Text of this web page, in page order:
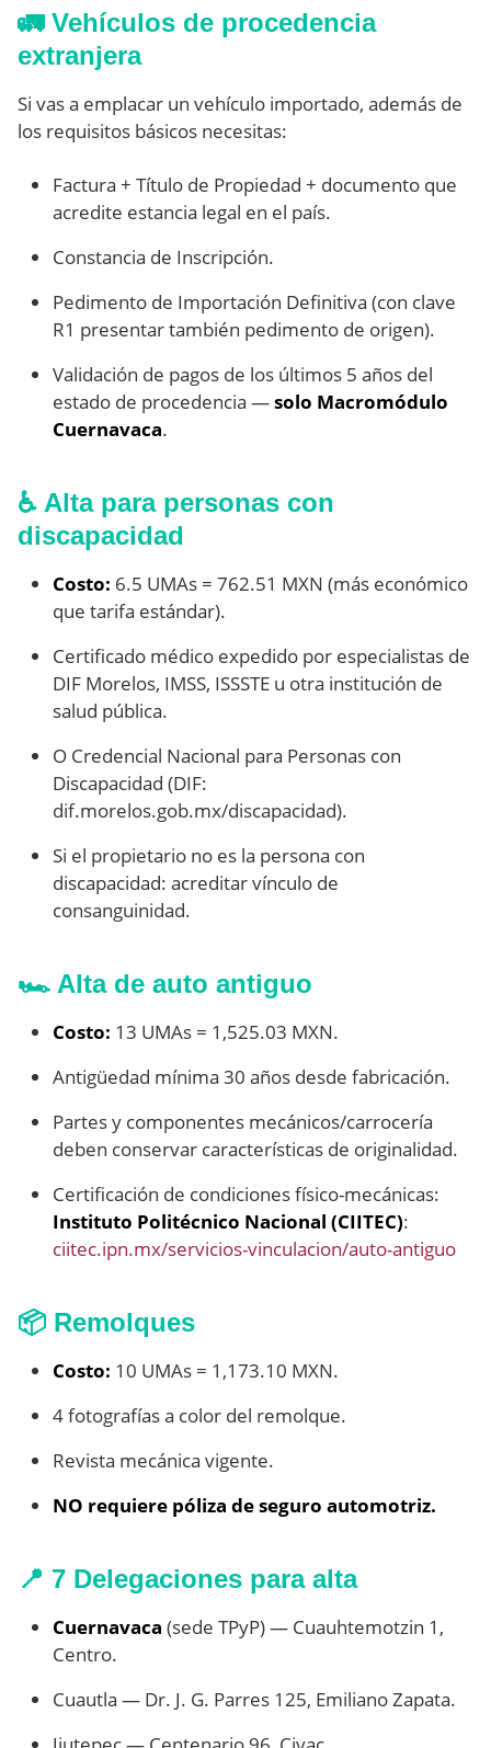
🚛 Vehículos de procedencia
extranjera
Si vas a emplacar un vehículo importado, además de
los requisitos básicos necesitas:
Factura + Título de Propiedad + documento que
acredite estancia legal en el país.
Constancia de Inscripción.
Pedimento de Importación Definitiva (con clave
R1 presentar también pedimento de origen).
Validación de pagos de los últimos 5 años del
estado de procedencia —solo Macromódulo
Cuernavaca.
♿ Alta para personas con
discapacidad
Costo: 6.5 UMAs = 762.51 MXN (más económico
que tarifa estándar).
Certificado médico expedido por especialistas de
DIF Morelos, IMSS, ISSSTE u otra institución de
salud pública.
O Credencial Nacional para Personas con
Discapacidad (DIF:
dif.morelos.gob.mx/discapacidad).
Si el propietario no es la persona con
discapacidad: acreditar vínculo de
consanguinidad.
🏎️ Alta de auto antiguo
Costo: 13 UMAs = 1,525.03 MXN.
Antigüedad mínima 30 años desde fabricación.
Partes y componentes mecánicos/carrocería
deben conservar características de originalidad.
Certificación de condiciones físico-mecánicas:
Instituto Politécnico Nacional (CIITEC):
ciitec.ipn.mx/servicios-vinculacion/auto-antiguo
📦 Remolques
Costo: 10 UMAs = 1,173.10 MXN.
4 fotografías a color del remolque.
Revista mecánica vigente.
NO requiere póliza de seguro automotriz.
📍 7 Delegaciones para alta
Cuernavaca (sede TPyP) — Cuauhtemotzin 1,
Centro.
Cuautla — Dr. J. G. Parres 125, Emiliano Zapata.